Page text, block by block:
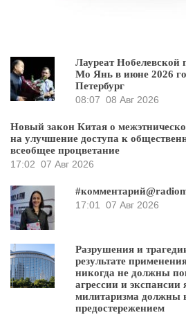
Лауреат Нобелевской
Мо Янь в июне 2026
Петербург
08:07 08 Авг 2026
Новый закон Китая о
на улучшение доступа к
всеобщее процветание
17:02 07 Авг 2026
17:01 07 Авг 2026
Разрушения и
результате
никогда не должны
агрессии и экспансии
милитаризма должны
предостережением